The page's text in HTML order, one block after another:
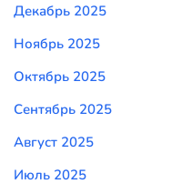
Декабрь 2025
Ноябрь 2025
Октябрь 2025
Сентябрь 2025
Август 2025
Июль 2025